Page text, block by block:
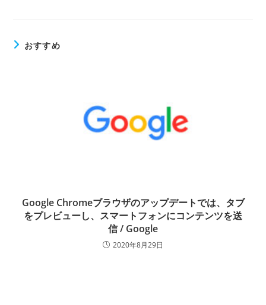
おすすめ
Google Chromeブラウザのアップデートでは、タブ
をプレビューし、スマートフォンにコンテンツを送
信 / Google
2020年8月29日